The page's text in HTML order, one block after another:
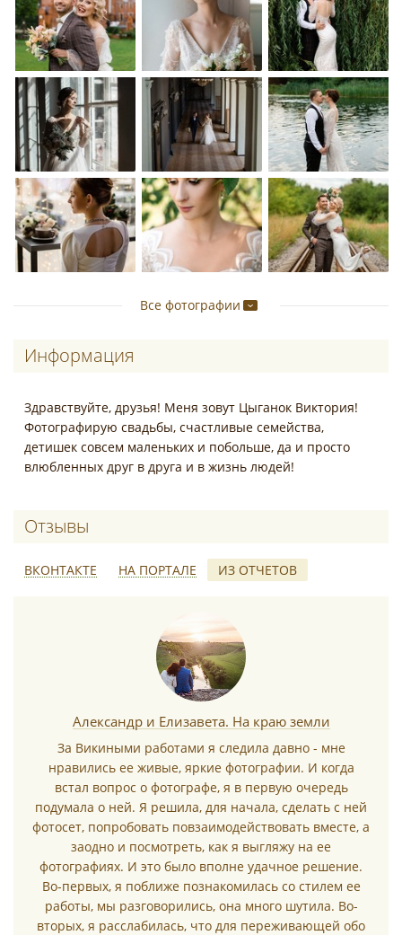
Информация
Здравствуйте, друзья! Меня зовут Цыганок Виктория!
Фотографирую свадьбы, счастливые семейства,
детишек совсем маленьких и побольше, да и просто
влюбленных друг в друга и в жизнь людей!
Все фотографии
Отзывы о Виктория Цыганок
ВКОНТАКТЕ НА ПОРТАЛЕ ИЗ ОТЧЕТОВ
*
*
Александр и Елизавета. На краю земли
За Викиными работами я следила давно - мне
нравились ее живые, яркие фотографии. И когда
встал вопрос о фотографе, я в первую очередь
подумала о ней. Я решила, для начала, сделать с ней
фотосет, попробовать повзаимодействовать вместе, а
заодно и посмотреть, как я выгляжу на ее
фотографиях. И это было вполне удачное решение.
Во-первых, я поближе познакомилась со стилем ее
работы, мы разговорились, она много шутила. Во-
вторых, я расслабилась, что для переживающей обо